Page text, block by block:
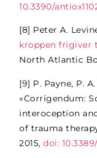
10.3390/
[8] Peter A.
kroppen frigiver
North Atlantic
[9] P. Payne, P.
«Corrigendum:
interoception
of trauma
2015, doi: